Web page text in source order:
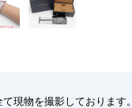
現物を撮影しております。